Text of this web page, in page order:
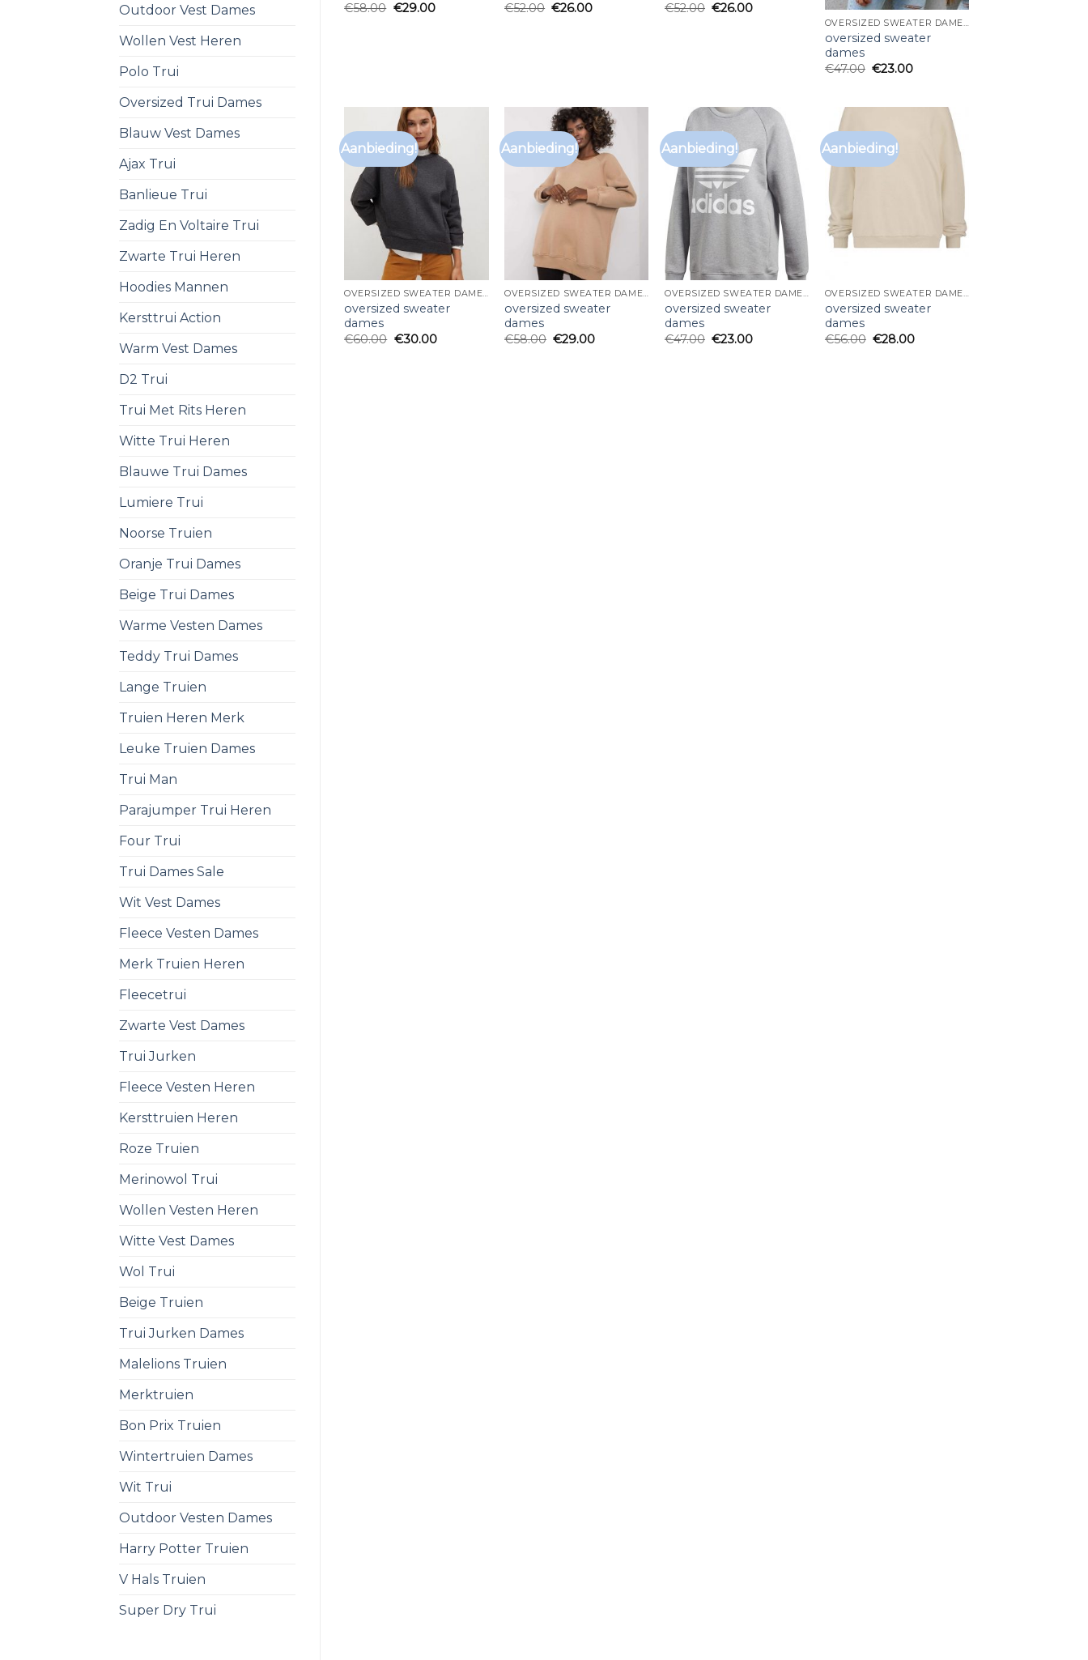
Outdoor Vest Dames
Wollen Vest Heren
Polo Trui
Oversized Trui Dames
Blauw Vest Dames
Ajax Trui
Banlieue Trui
Zadig En Voltaire Trui
Zwarte Trui Heren
Hoodies Mannen
Kersttrui Action
Warm Vest Dames
D2 Trui
Trui Met Rits Heren
Witte Trui Heren
Blauwe Trui Dames
Lumiere Trui
Noorse Truien
Oranje Trui Dames
Beige Trui Dames
Warme Vesten Dames
Teddy Trui Dames
Lange Truien
Truien Heren Merk
Leuke Truien Dames
Trui Man
Parajumper Trui Heren
Four Trui
Trui Dames Sale
Wit Vest Dames
Fleece Vesten Dames
Merk Truien Heren
Fleecetrui
Zwarte Vest Dames
Trui Jurken
Fleece Vesten Heren
Kersttruien Heren
Roze Truien
Merinowol Trui
Wollen Vesten Heren
Witte Vest Dames
Wol Trui
Beige Truien
Trui Jurken Dames
Malelions Truien
Merktruien
Bon Prix Truien
Wintertruien Dames
Wit Trui
Outdoor Vesten Dames
Harry Potter Truien
V Hals Truien
Super Dry Trui
€58.00 €29.00
€52.00 €26.00
€52.00 €26.00
OVERSIZED SWEATER DAMES
oversized sweater
dames
€47.00 €23.00
Aanbieding!
OVERSIZED SWEATER DAMES
oversized sweater
dames
€60.00 €30.00
Aanbieding!
OVERSIZED SWEATER DAMES
oversized sweater
dames
€58.00 €29.00
Aanbieding!
OVERSIZED SWEATER DAMES
oversized sweater
dames
€47.00 €23.00
Aanbieding!
OVERSIZED SWEATER DAMES
oversized sweater
dames
€56.00 €28.00